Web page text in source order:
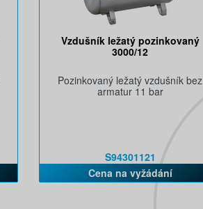
Vzdušník ležatý pozinkovaný
3000/12
Pozinkovaný ležatý vzdušník bez
armatur 11 bar
S94301121
Cena na vyžádání